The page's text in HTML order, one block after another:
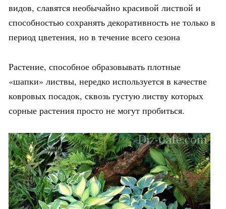
видов, славятся необычайно красивой листвой и
способностью сохранять декоративность не только в
период цветения, но в течение всего сезона
Растение, способное образовывать плотные
«шапки» листвы, нередко используется в качестве
ковровых посадок, сквозь густую листву которых
сорные растения просто не могут пробиться.